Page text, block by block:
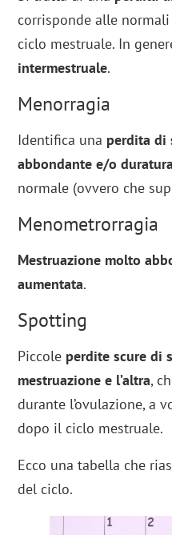
corrisponde alle
ciclo mestruale. In
intermestruale.
Menorragia
Identifica una perdita di
abbondante e/o duratura
normale (ovvero che
Menometrorragia
Mestruazione molto
aumentata.
Spotting
Piccole perdite scure di
mestruazione e l’altra,
durante l’ovulazione, a
dopo il ciclo mestruale.
Ecco una tabella che
del ciclo.